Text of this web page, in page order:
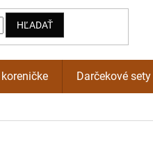
HĽADAŤ
Darčekové sety